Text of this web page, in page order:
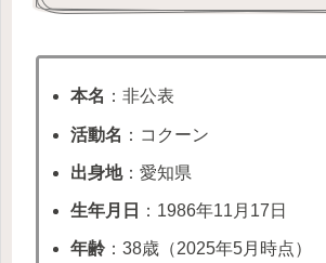
本名 ：非公表
活動名 ：コクーン
出身地：愛知県
生年月日 ：1986年11月17日
年齢 ：38歳（2025年5月時点）